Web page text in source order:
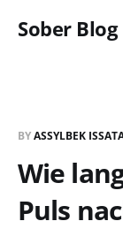
Sober Blog
BYASSYLBEK
Wie
Puls